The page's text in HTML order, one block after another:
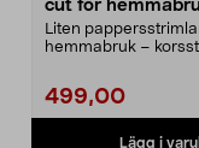
cut för
Liten
hemmabruk –
499,00
Lägg i